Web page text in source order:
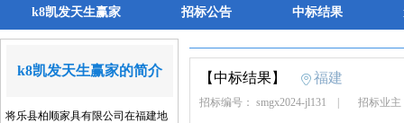
k8凯发天生赢家 招标公告 中标结果
k8凯发天生赢家的简介
将乐县柏顺家具有限公司在福建地
【中标结果】 福建
招标编号： smgx2024-jl131 招标业